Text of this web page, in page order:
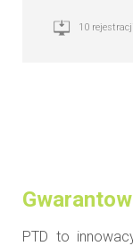
10 rejestracji
PTD to